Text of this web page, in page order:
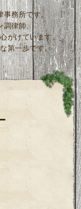
事務所です。
調律師、
がけています。
第一歩です。